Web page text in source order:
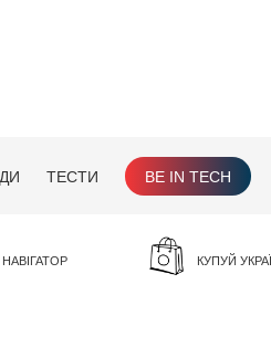
ТЕСТИ BE IN TECH
КУПУЙ